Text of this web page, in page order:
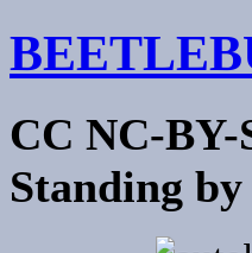
CC NC-BY-
Standing by